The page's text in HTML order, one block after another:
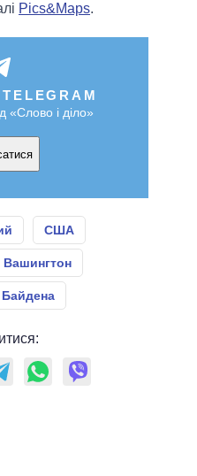
Pics&Maps.
«Слово і діло»
США
Вашингтон
Байдена